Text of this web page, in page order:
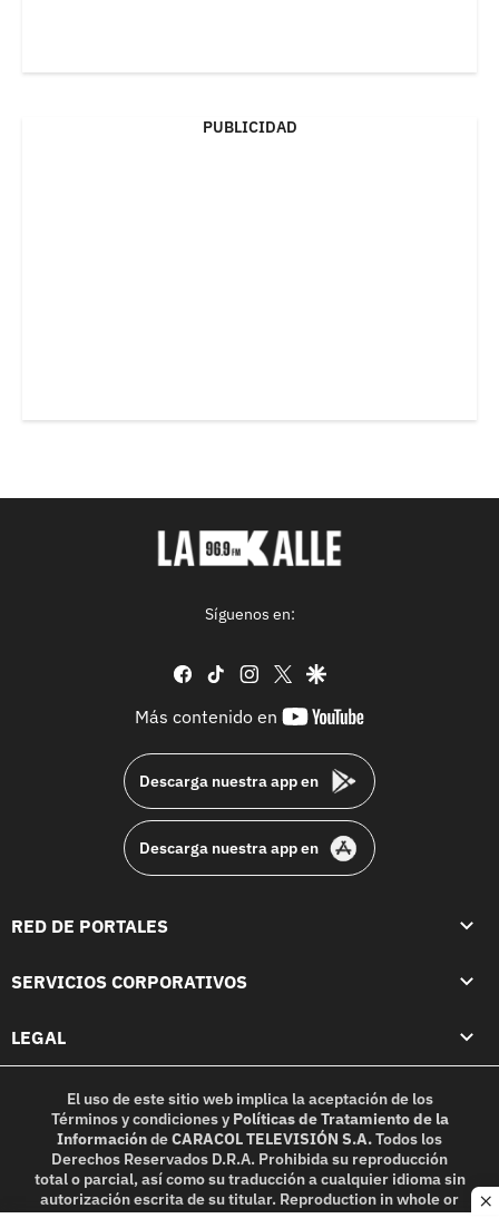
PUBLICIDAD
Síguenos en:
facebook
tiktok instagram
twittergoogle
Más contenido en
youtube-
Descarga nuestra app en
Descarga nuestra app en
RED DE PORTALES
SERVICIOS CORPORATIVOS
LEGAL
El uso de este sitio web implica la aceptación de los
Términos y condicionesy Políticas de Tratamiento de la
InformacióndeCARACOL TELEVISIÓN S.A.Todos los
Derechos Reservados D.R.A. Prohibida su reproducción
total o parcial, así como su traducción a cualquier idioma sin
autorización escrita de su titular. Reproduction in whole or
in part, or translation without written permission is